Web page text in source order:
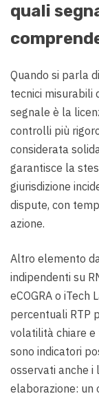
quali
Quando si parla di
tecnici misurabili
segnale è la
controlli più
considerata
garantisce la
giurisdizione
dispute, con
azione.
Altro elemento
indipendenti su
eCOGRA o iTech
percentuali RTP
volatilità chiare e
sono indicatori
osservati anche i
elaborazione: un